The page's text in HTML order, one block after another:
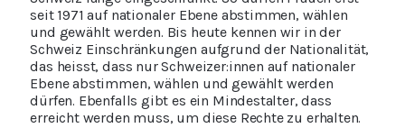
seit 1971 auf nationaler Ebene abstimmen, wählen
und gewählt werden. Bis heute kennen wir in der
Schweiz Einschränkungen aufgrund der Nationalität,
das heisst, dass nur Schweizer:innen auf nationaler
Ebene abstimmen, wählen und gewählt werden
dürfen. Ebenfalls gibt es ein Mindestalter, dass
erreicht werden muss, um diese Rechte zu erhalten.